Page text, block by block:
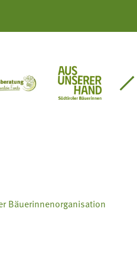
Mit Bäuerinnen lernen -
Lebensberatung für dieAus unserer
Bäuerinnenorganisation